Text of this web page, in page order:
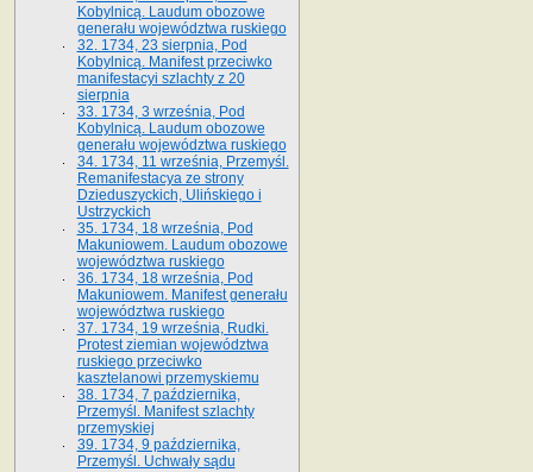
Kobylnicą. Laudum obozowe
generału województwa ruskiego
32. 1734, 23 sierpnia, Pod
Kobylnicą. Manifest przeciwko
manifestacyi szlachty z 20
sierpnia
33. 1734, 3 września, Pod
Kobylnicą. Laudum obozowe
generału województwa ruskiego
34. 1734, 11 września, Przemyśl.
Remanifestacya ze strony
Dzieduszyckich, Ulińskiego i
Ustrzyckich
35. 1734, 18 września, Pod
Makuniowem. Laudum obozowe
województwa ruskiego
36. 1734, 18 września, Pod
Makuniowem. Manifest generału
województwa ruskiego
37. 1734, 19 września, Rudki.
Protest ziemian województwa
ruskiego przeciwko
kasztelanowi przemyskiemu
38. 1734, 7 października,
Przemyśl. Manifest szlachty
przemyskiej
39. 1734, 9 października,
Przemyśl. Uchwały sądu